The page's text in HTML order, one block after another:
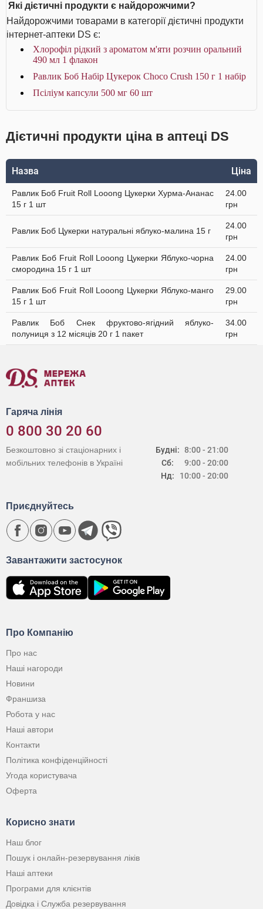
Які дієтичні продукти є найдорожчими?
Найдорожчими товарами в категорії дієтичні продукти
інтернет-аптеки DS є:
Хлорофіл рідкий з ароматом м'яти розчин оральний
490 мл 1 флакон
Равлик Боб Набір Цукерок Choco Crush 150 г 1 набір
Псіліум капсули 500 мг 60 шт
Дієтичні продукти ціна в аптеці DS
Назва Ціна
Равлик Боб Fruit Roll Looong Цукерки Хурма-Ананас
15 г 1 шт
24.00
грн
Равлик Боб Цукерки натуральні яблуко-малина 15 г
24.00
грн
Равлик Боб Fruit Roll Looong Цукерки Яблуко-чорна
смородина 15 г 1 шт
24.00
грн
Равлик Боб Fruit Roll Looong Цукерки Яблуко-манго
15 г 1 шт
29.00
грн
Равлик Боб Снек фруктово-ягідний яблуко-
полуниця з 12 місяців 20 г 1 пакет
34.00
грн
Гаряча лінія
0 800 30 20 60
Будні:
Сб:
Нд:
8:00 - 21:00
9:00 - 20:00
10:00 - 20:00
Безкоштовно зі стаціонарних і
мобільних телефонів в Україні
Про Компанію
Про нас
Наші нагороди
Новини
Франшиза
Робота у нас
Наші автори
Контакти
Політика конфіденційності
Угода користувача
Оферта
Корисно знати
Наш блог
Пошук і онлайн-резервування ліків
Наші аптеки
Програми для клієнтів
Довідка і Служба резервування
Завантажити застосунок
Приєднуйтесь